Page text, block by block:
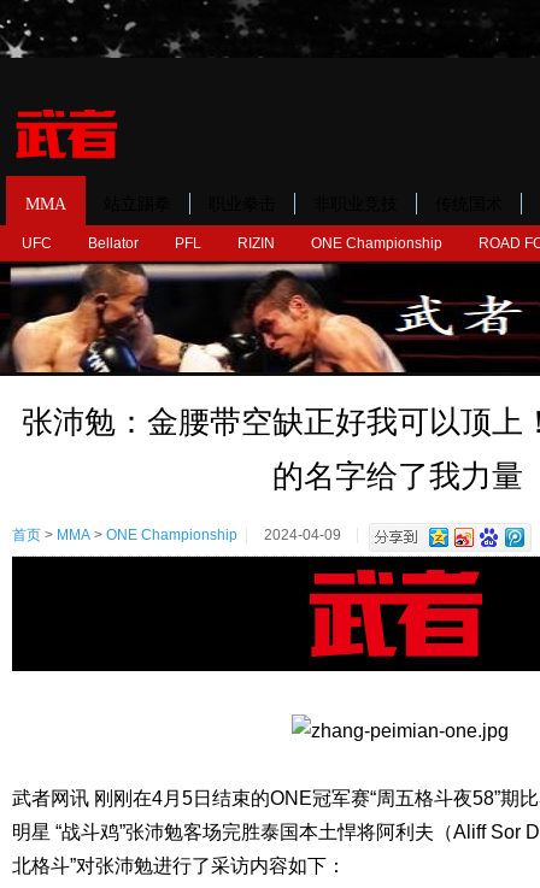
MMA
UFC Bellator PFL RIZIN ONE Championship ROAD
张沛勉：金腰带空缺正好我可以顶上
的名字给了我力量
首页 > MMA > ONE Championship 2024-04-09
武者网讯 刚刚在4月5日结束的ONE冠军赛“周五格斗夜58”期
明星 “战斗鸡”张沛勉客场完胜泰国本土悍将阿利夫（Aliff Sor
北格斗”对张沛勉进行了采访内容如下：